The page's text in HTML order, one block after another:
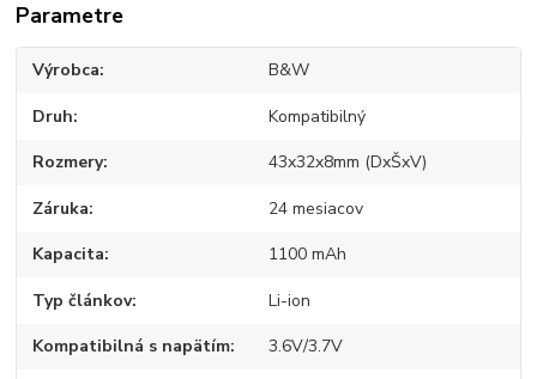
Parametre
Výrobca B&W
Druh Kompatibilný
Rozmery 43x32x8mm (DxŠxV)
Záruka 24 mesiacov
Kapacita 1100 mAh
Typ článkov Li-ion
Kompatibilná s napätím 3.6V/3.7V